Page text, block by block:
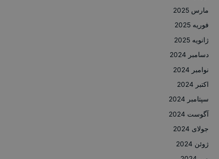
مارس 2025
فوریه 2025
ژانویه 2025
دسامبر 2024
نوامبر 2024
اکتبر 2024
سپتامبر 2024
آگوست 2024
جولای 2024
ژوئن 2024